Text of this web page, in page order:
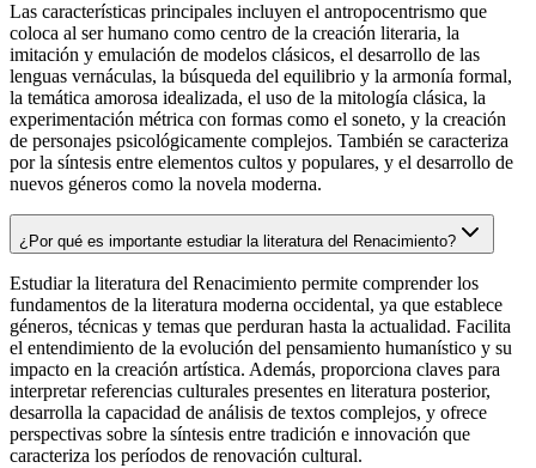
Las características principales incluyen el antropocentrismo que
coloca al ser humano como centro de la creación literaria, la
imitación y emulación de modelos clásicos, el desarrollo de las
lenguas vernáculas, la búsqueda del equilibrio y la armonía formal,
la temática amorosa idealizada, el uso de la mitología clásica, la
experimentación métrica con formas como el soneto, y la creación
de personajes psicológicamente complejos. También se caracteriza
por la síntesis entre elementos cultos y populares, y el desarrollo de
nuevos géneros como la novela moderna.
¿Por qué es importante estudiar la literatura del Renacimiento?
Estudiar la literatura del Renacimiento permite comprender los
fundamentos de la literatura moderna occidental, ya que establece
géneros, técnicas y temas que perduran hasta la actualidad. Facilita
el entendimiento de la evolución del pensamiento humanístico y su
impacto en la creación artística. Además, proporciona claves para
interpretar referencias culturales presentes en literatura posterior,
desarrolla la capacidad de análisis de textos complejos, y ofrece
perspectivas sobre la síntesis entre tradición e innovación que
caracteriza los períodos de renovación cultural.